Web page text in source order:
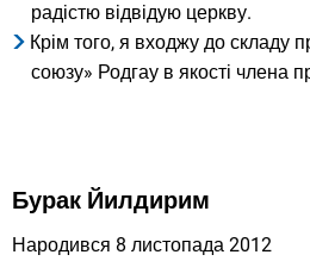
радістю відвідую церкву.
Крім того, я входжу до складу
союзу» Родгау в якості члена
Бурак Йилдирим
Народився 8 листопада 2012